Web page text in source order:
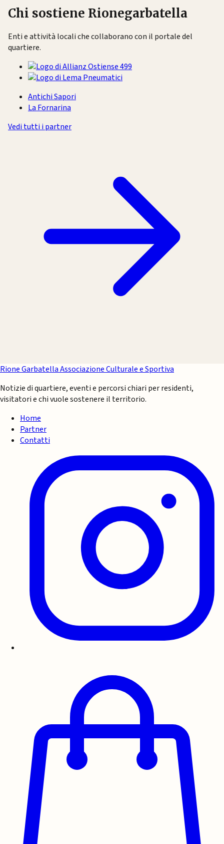
Chi sostiene Rionegarbatella
Enti e attività locali che collaborano con il portale del
quartiere.
Antichi Sapori
La Fornarina
Vedi tutti i partner
Rione GarbatellaAssociazione Culturale e Sportiva
Notizie di quartiere, eventi e percorsi chiari per residenti,
visitatori e chi vuole sostenere il territorio.
Home
Partner
Contatti